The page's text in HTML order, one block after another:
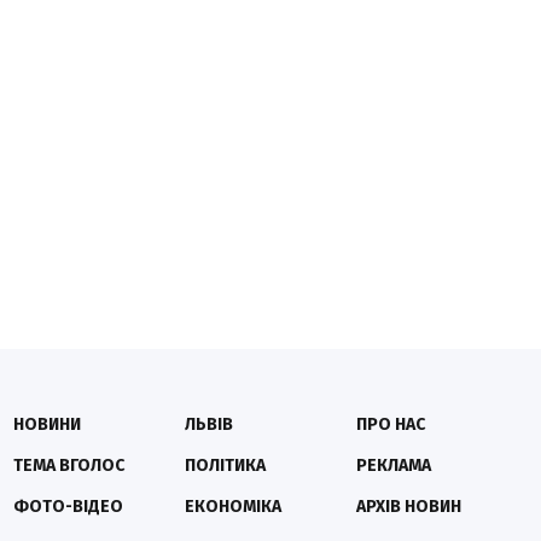
НОВИНИ
ТЕМА ВГОЛОС
ФОТО-ВІДЕО
ЛЬВІВ
ПОЛІТИКА
ЕКОНОМІКА
ПРО НАС
РЕКЛАМА
АРХІВ НОВИН